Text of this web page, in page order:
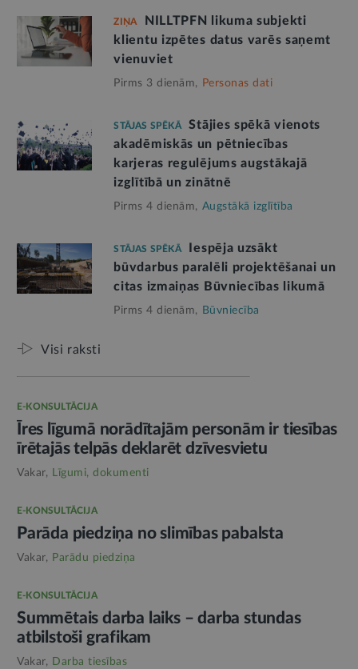
ZIŅA
NILLTPFN likuma subjekti
klientu izpētes datus varēs saņemt
vienuviet
Pirms 3 dienām, Personas dati
STĀJAS SPĒKĀ
Stājies spēkā vienots
akadēmiskās un pētniecības
karjeras regulējums augstākajā
izglītībā un zinātnē
Pirms 4 dienām, Augstākā izglītība
STĀJAS SPĒKĀ
Iespēja uzsākt
būvdarbus paralēli projektēšanai un
citas izmaiņas Būvniecības likumā
Pirms 4 dienām, Būvniecība
Visi raksti
E-KONSULTĀCIJA
Īres līgumā norādītajām personām ir tiesības
īrētajās telpās deklarēt dzīvesvietu
Vakar, Līgumi, dokumenti
E-KONSULTĀCIJA
Parāda piedziņa no slimības pabalsta
Vakar, Parādu piedziņa
E-KONSULTĀCIJA
Summētais darba laiks – darba stundas
atbilstoši grafikam
Vakar, Darba tiesības